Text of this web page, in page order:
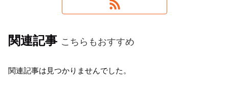
関連記事 こちらもおすすめ
関連記事は見つかりませんでした。